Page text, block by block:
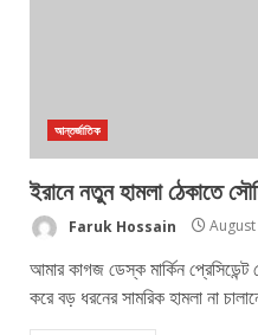
আন্তর্জাতিক
ইরানে নতুন হামলা ঠেকাতে
Faruk Hossain
আমার কাগজ ডেস্ক মার্কিন প্রেসিডেন্ট
করে বড় ধরনের সামরিক হামলা না